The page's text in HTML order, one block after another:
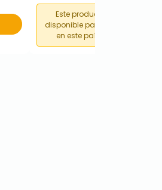
Este producto no está
disponible para su compra
en este país o región.